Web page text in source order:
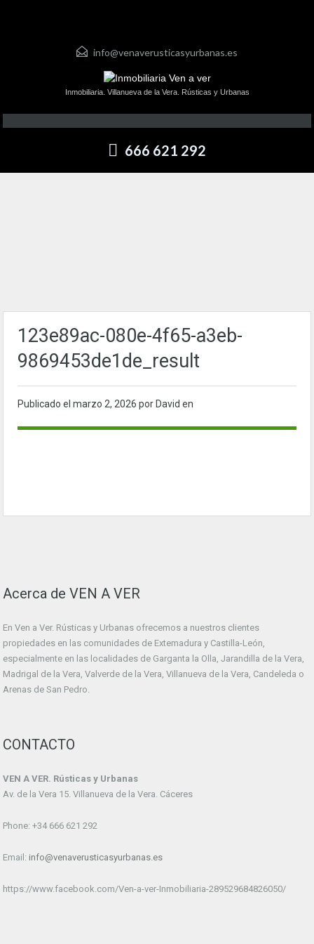
info@venaverusticasyurbanas.es
Inmobiliaria. Villanueva de la Vera. Rústicas y Urbanas
666 621 292
123e89ac-080e-4f65-a3eb-
9869453de1de_result
Publicado el marzo 2, 2026 por David en
Acerca de VEN A VER
En Ven a Ver. Rústicas y Urbanas ofrecemos a nuestros clientes
propiedades en las comunidades de Extemadura y Castilla-León,
especialmente en las localidades de Garganta la Olla, Jarandilla de la Vera,
Madrigal de la Vera, Valverde de la Vera, Villanueva de la Vera, Candeleda o
Arenas de San Pedro.
CONTACTO
VEN A VER. Rústicas y Urbanas
Av. de la Vera 15. Villanueva de la Vera. Cáceres
Phone: +34 666 621 292
Email: info@venaverusticasyurbanas.es
https://www.facebook.com/Ven-a-ver-Inmobiliaria-289529684826050/